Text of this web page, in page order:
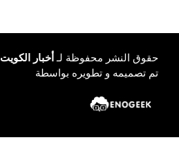
حقوق النشر محفوظة لـ أخبار الكويت
تم تصميمه و تطويره بواسطة